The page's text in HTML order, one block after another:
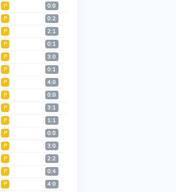
Р 0:0
Р 0:2
Р 2:1
Р 0:1
Р 3:0
Р 0:1
Р 4:0
Р 0:0
Р 3:1
Р 1:1
Р 0:0
Р 3:0
Р 2:2
Р 0:4
Р 4:0